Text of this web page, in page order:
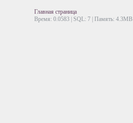
Главная страница
Время: 0.0583 | SQL: 7 | Память: 4.3MB